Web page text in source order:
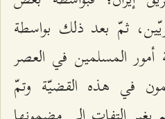
ثمّ بعد ذلك بواسطة
أمور المسلمين في العصر
في هذه القضيّة وتمّ